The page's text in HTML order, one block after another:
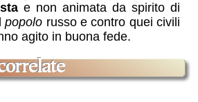
e non animata da spirito di
popolo russo e contro quei civili
agito in buona fede.